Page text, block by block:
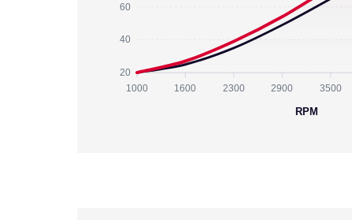
60
40
20
1000 1600 2300 2900 3500
RPM